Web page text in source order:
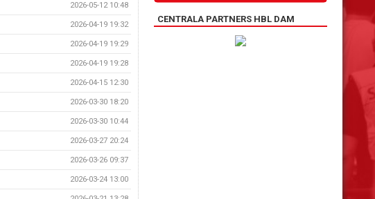
2026-05-12 10:48
2026-04-19 19:32
2026-04-19 19:29
2026-04-19 19:28
2026-04-15 12:30
2026-03-30 18:20
2026-03-30 10:44
2026-03-27 20:24
2026-03-26 09:37
2026-03-24 13:00
CENTRALA PARTNERS HBL DAM